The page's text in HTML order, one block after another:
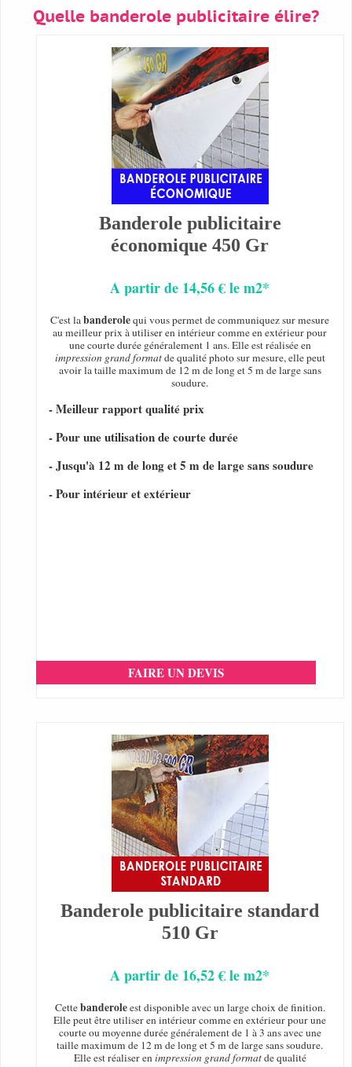
Quelle banderole publicitaire élire?
Banderole publicitaire
économique 450 Gr
A partir de 14,56 € le m2*
C'est labanderolequi vous permet de communiquez sur mesure
au meilleur prix à utiliser en intérieur comme en extérieur pour
une courte durée généralement 1 ans. Elle est réalisée en
impression grand formatde qualité photo sur mesure, elle peut
avoir la taille maximum de 12 m de long et 5 m de large sans
soudure.
- Meilleur rapport qualité prix
- Pour une utilisation de courte durée
- Jusqu'à 12 m de long et 5 m de large sans soudure
- Pour intérieur et extérieur
FAIRE UN DEVIS
Banderole publicitaire standard
510 Gr
A partir de 16,52 € le m2*
Cettebanderoleest disponible avec un large choix de finition.
Elle peut être utiliser en intérieur comme en extérieur pour une
courte ou moyenne durée généralement de 1 à 3 ans avec une
taille maximum de 12 m de long et 5 m de large sans soudure.
Elle est réaliser enimpression grand formatde qualité